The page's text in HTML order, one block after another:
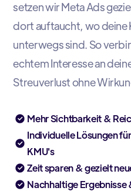
setzen wir Meta Ads
dort auftaucht, wo deine
unterwegs sind. So
echtem Interesse an
Streuverlust ohne
Mehr Sichtbarkeit &
Individuelle Lösungen
KMU's
Zeit sparen & gezielt
Nachhaltige Ergebnisse